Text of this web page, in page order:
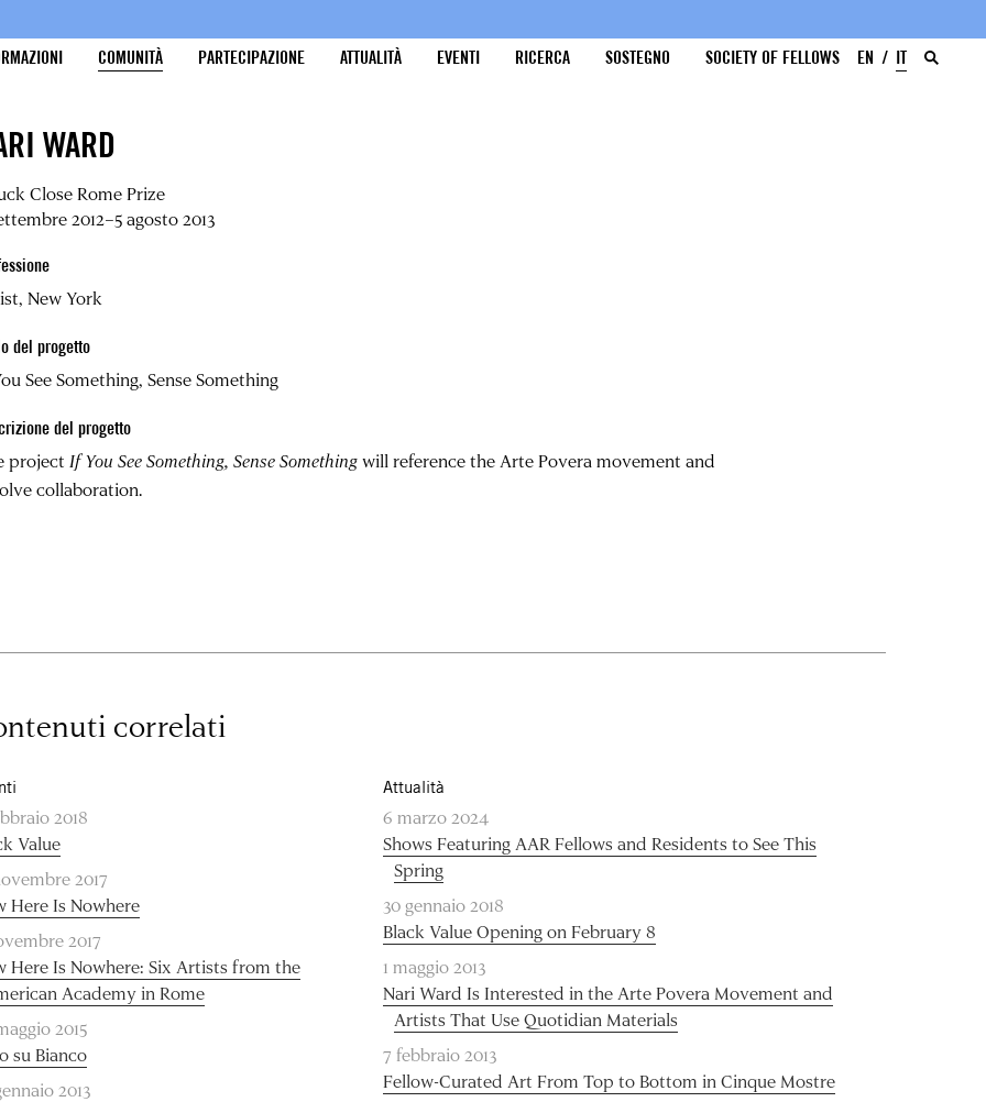
COMUNITÀ PARTECIPAZIONE ATTUALITÀ EVENTI RICERCA SOSTEGNO SOCIETY OF FELLOWS EN IT
WARD
Close Rome Prize
2012–5 agosto 2013
New York
del progetto
See Something, Sense Something
del progetto
project If You See Something, Sense Somethingwill reference the Arte Povera movement and
collaboration.
correlati
2018
Value
2017
Here Is Nowhere
2017
Here Is Nowhere: Six Artists from the
Academy in Rome
2015
su Bianco
2013
Attualità
6 marzo 2024
Shows Featuring AAR Fellows and Residents to See This
Spring
30 gennaio 2018
Black Value Opening on February 8
1 maggio 2013
Nari Ward Is Interested in the Arte Povera Movement and
Artists That Use Quotidian Materials
7 febbraio 2013
Fellow-Curated Art From Top to Bottom in Cinque Mostre